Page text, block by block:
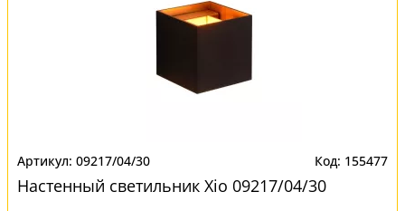
09217/04/30 155477
Настенный светильник Xio 09217/04/30